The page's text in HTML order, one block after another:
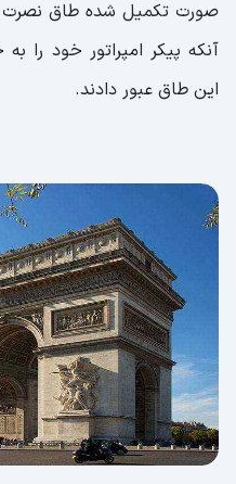
صورت تکمیل شده طاق نصرت
آنکه پیکر امپراتور خود را
این طاق عبور دادند.